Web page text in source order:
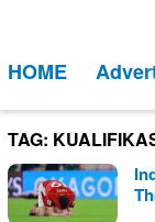
kontenMobile
HOME
TAG: